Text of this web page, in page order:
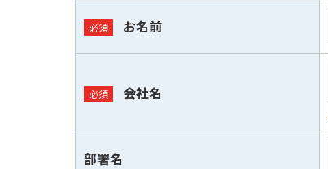
お名前
会社名
部署名